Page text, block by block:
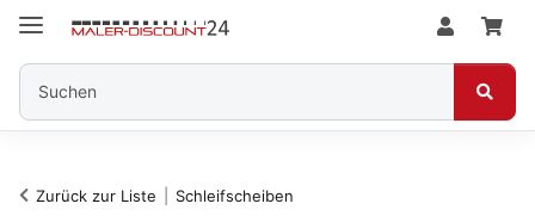
Zurück zur Liste Schleifscheiben